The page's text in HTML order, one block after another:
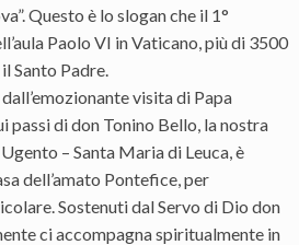
Questo è lo slogan che il 1°
Paolo VI in Vaticano, più di 3500
Santo Padre.
visita di Papa
passi di don Tonino Bello, la nostra
– Santa Maria di Leuca, è
dell’amato Pontefice, per
Sostenuti dal Servo di Dio don
ci accompagna spiritualmente in